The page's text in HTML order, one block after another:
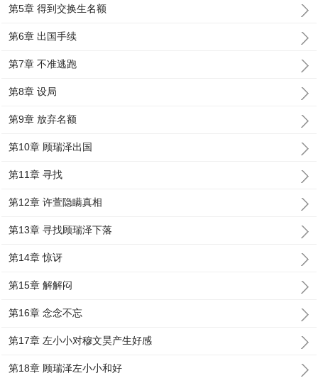
第5章 得到交换生名额
第6章 出国手续
第7章 不准逃跑
第8章 设局
第9章 放弃名额
第10章 顾瑞泽出国
第11章 寻找
第12章 许萱隐瞒真相
第13章 寻找顾瑞泽下落
第14章 惊讶
第15章 解解闷
第16章 念念不忘
第17章 左小小对穆文昊产生好感
第18章 顾瑞泽左小小和好